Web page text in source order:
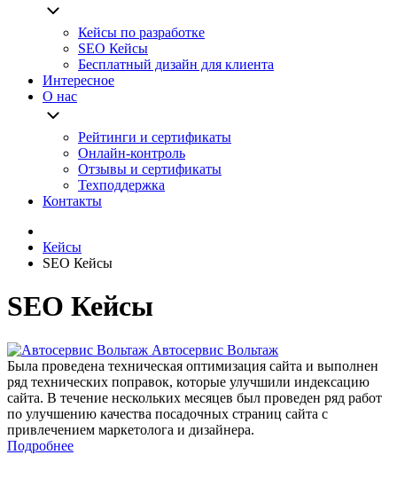
Кейсы по разработке
SEO Кейсы
Бесплатный дизайн для клиента
Интересное
О нас
Рейтинги и сертификаты
Онлайн-контроль
Отзывы и сертификаты
Техподдержка
Контакты
Кейсы
SEO Кейсы
SEO Кейсы
Автосервис Вольтаж
Была проведена техническая оптимизация сайта и выполнен
ряд технических поправок, которые улучшили индексацию
сайта. В течение нескольких месяцев был проведен ряд работ
по улучшению качества посадочных страниц сайта с
привлечением маркетолога и дизайнера.
Подробнее